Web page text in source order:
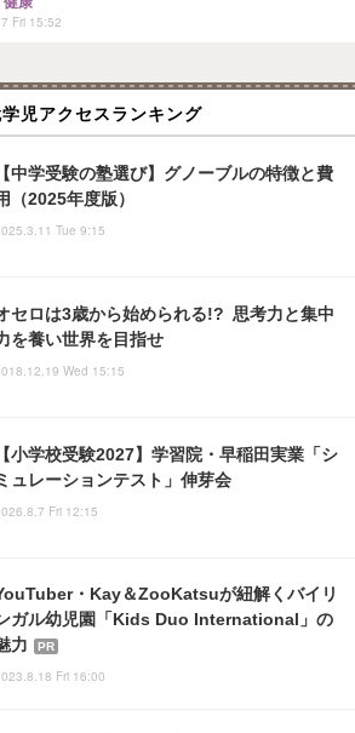
Fri 15:52
児アクセスランキング
【中学受験の塾選び】グノーブルの特徴と費
（2025年度版）
Tue 9:15
セロは3歳から始められる!? 思考力と集中
を養い世界を目指せ
Wed 15:15
【小学校受験2027】学習院・早稲田実業「シ
ュレーションテスト」伸芽会
Fri 12:15
・Kay＆ZooKatsuが紐解くバイリ
ガル幼児園「Kids Duo International」の
力
PR
Fri 16:00